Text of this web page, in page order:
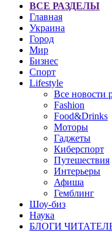
ВСЕ РАЗДЕЛЫ
Главная
Украина
Город
Мир
Бизнес
Спорт
Lifestyle
Все новости
Fashion
Food&Drinks
Моторы
Гаджеты
Киберспорт
Путешествия
Интерьеры
Афиша
Гемблинг
Шоу-биз
Наука
БЛОГИ